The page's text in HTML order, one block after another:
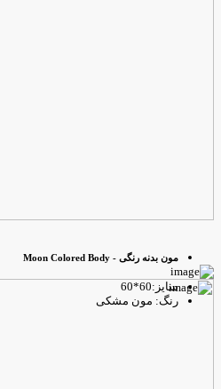
مون بدنه رنگی - Moon Colored Body
سایز:60*60
رنگ: مون مشکی